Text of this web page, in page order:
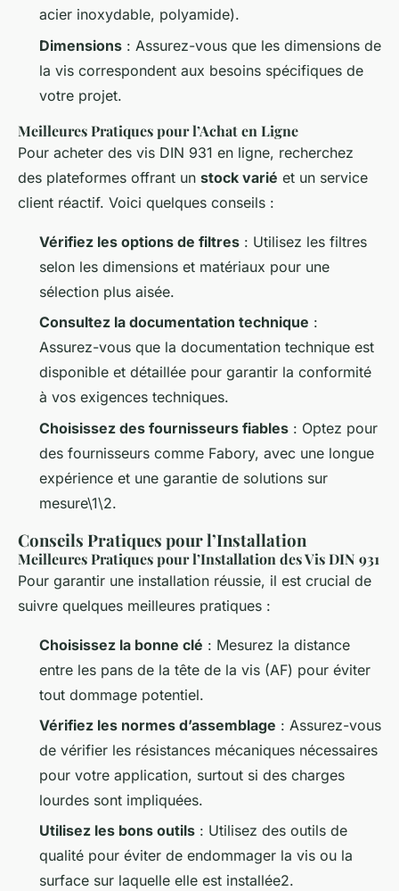
acier inoxydable, polyamide).
Dimensions : Assurez-vous que les dimensions de
la vis correspondent aux besoins spécifiques de
votre projet.
Meilleures Pratiques pour l’Achat en Ligne
Pour acheter des vis DIN 931 en ligne, recherchez
des plateformes offrant un stock varié et un service
client réactif. Voici quelques conseils :
Vérifiez les options de filtres : Utilisez les filtres
selon les dimensions et matériaux pour une
sélection plus aisée.
Consultez la documentation technique :
Assurez-vous que la documentation technique est
disponible et détaillée pour garantir la conformité
à vos exigences techniques.
Choisissez des fournisseurs fiables : Optez pour
des fournisseurs comme Fabory, avec une longue
expérience et une garantie de solutions sur
mesure\1\2.
Conseils Pratiques pour l’Installation
Meilleures Pratiques pour l’Installation des Vis DIN 931
Pour garantir une installation réussie, il est crucial de
suivre quelques meilleures pratiques :
Choisissez la bonne clé : Mesurez la distance
entre les pans de la tête de la vis (AF) pour éviter
tout dommage potentiel.
Vérifiez les normes d’assemblage : Assurez-vous
de vérifier les résistances mécaniques nécessaires
pour votre application, surtout si des charges
lourdes sont impliquées.
Utilisez les bons outils : Utilisez des outils de
qualité pour éviter de endommager la vis ou la
surface sur laquelle elle est installée2.